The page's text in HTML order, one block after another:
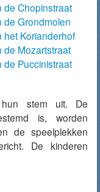
de Chopinstraat
de Grondmolen
het Korianderhof
de Mozartstraat
de Puccinistraat
stem uit. De
is, worden
de speelplekken
De kinderen